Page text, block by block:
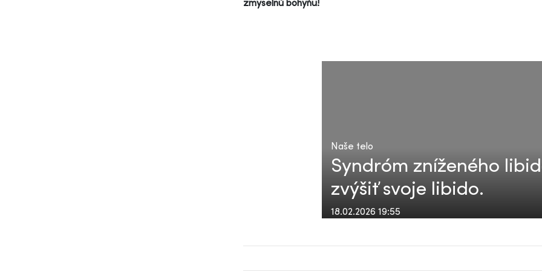
zmyselnú bohyňu!
Naše telo
Syndróm zníženého
zvýšiť svoje libido.
18.02.2026 19:55